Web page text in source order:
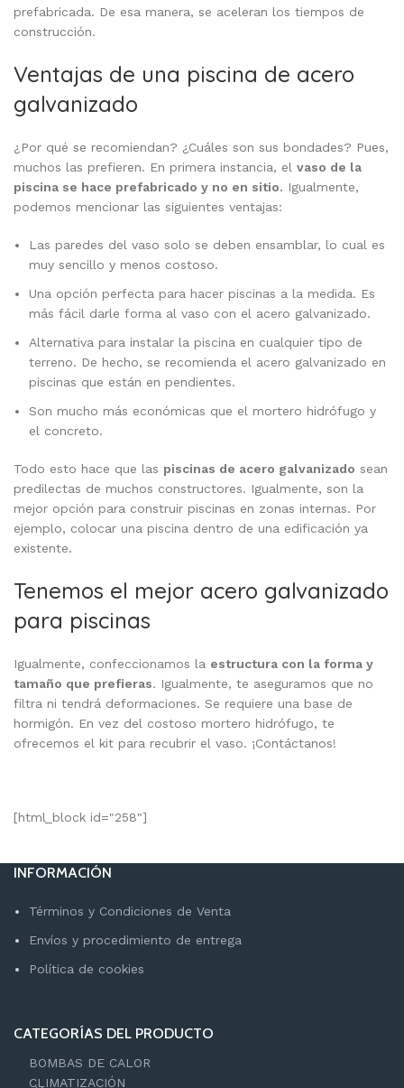
prefabricada. De esa manera, se aceleran los tiempos de
construcción.
Ventajas de una piscina de acero
galvanizado
¿Por qué se recomiendan? ¿Cuáles son sus bondades? Pues,
muchos las prefieren. En primera instancia, el vaso de la
piscina se hace prefabricado y no en sitio. Igualmente,
podemos mencionar las siguientes ventajas:
Las paredes del vaso solo se deben ensamblar, lo cual es
muy sencillo y menos costoso.
Una opción perfecta para hacer piscinas a la medida. Es
más fácil darle forma al vaso con el acero galvanizado.
Alternativa para instalar la piscina en cualquier tipo de
terreno. De hecho, se recomienda el acero galvanizado en
piscinas que están en pendientes.
Son mucho más económicas que el mortero hidrófugo y
el concreto.
Todo esto hace que las piscinas de acero galvanizado sean
predilectas de muchos constructores. Igualmente, son la
mejor opción para construir piscinas en zonas internas. Por
ejemplo, colocar una piscina dentro de una edificación ya
existente.
Tenemos el mejor acero galvanizado
para piscinas
Igualmente, confeccionamos la estructura con la forma y
tamaño que prefieras. Igualmente, te aseguramos que no
filtra ni tendrá deformaciones. Se requiere una base de
hormigón. En vez del costoso mortero hidrófugo, te
ofrecemos el kit para recubrir el vaso. ¡Contáctanos!
[html_block id="258"]
INFORMACIÓN
Términos y Condiciones de Venta
Envíos y procedimiento de entrega
Política de cookies
CATEGORÍAS DEL PRODUCTO
BOMBAS DE CALOR
CLIMATIZACIÓN